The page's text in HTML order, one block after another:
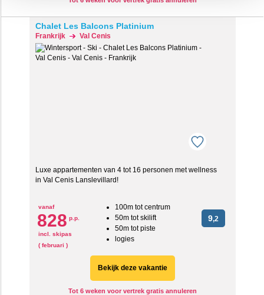
cookie aangeven of je die wel of niet wilt toestaan.
We werken samen met20 derden
Chalet Les Balcons Platinium
Frankrijk Val Cenis
Luxe appartementen van 4 tot 16 personen met wellness
in Val Cenis Lanslevillard!
vanaf
828 p.p.
incl. skipas
( februari )
100m tot centrum
50m tot skilift
50m tot piste
logies
9,2
Bekijk deze vakantie
Tot 6 weken voor vertrek gratis annuleren